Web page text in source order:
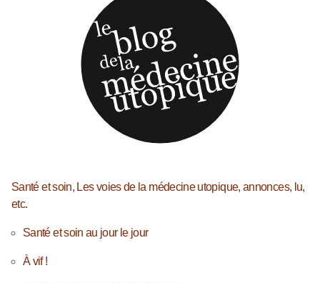
Santé et soin, Les voies de la médecine utopique, annonces, lu,
etc.
Santé et soin au jour le jour
À vif !